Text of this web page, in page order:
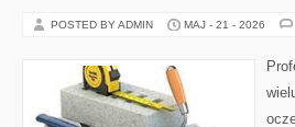
POSTED BY ADMIN MAJ - 21 - 2026